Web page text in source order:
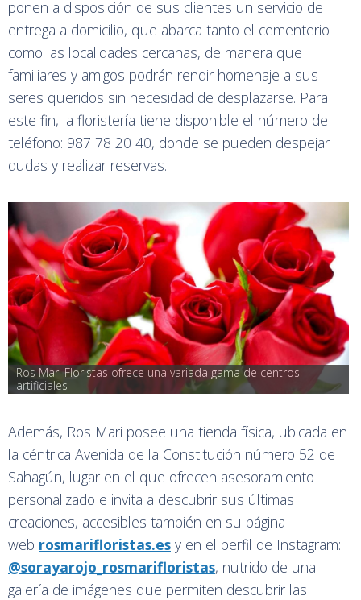
ponen a disposición de sus clientes un servicio de
entrega a domicilio, que abarca tanto el cementerio
como las localidades cercanas, de manera que
familiares y amigos podrán rendir homenaje a sus
seres queridos sin necesidad de desplazarse. Para
este fin, la floristería tiene disponible el número de
teléfono: 987 78 20 40, donde se pueden despejar
dudas y realizar reservas.
Ros Mari Floristas ofrece una variada gama de centros
artificiales
Además, Ros Mari posee una tienda física, ubicada en
la céntrica Avenida de la Constitución número 52 de
Sahagún, lugar en el que ofrecen asesoramiento
personalizado e invita a descubrir sus últimas
creaciones, accesibles también en su página
web rosmarifloristas.es y en el perfil de Instagram:
@sorayarojo_rosmarifloristas, nutrido de una
galería de imágenes que permiten descubrir las